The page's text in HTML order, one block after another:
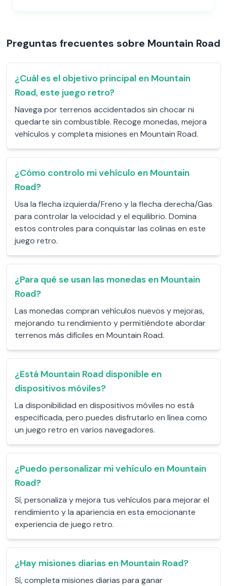
Preguntas frecuentes sobre Mountain Road
¿Cuál es el objetivo principal en Mountain
Road, este juego retro?
Navega por terrenos accidentados sin chocar ni
quedarte sin combustible. Recoge monedas, mejora
vehículos y completa misiones en Mountain Road.
¿Cómo controlo mi vehículo en Mountain
Road?
Usa la flecha izquierda/Freno y la flecha derecha/Gas
para controlar la velocidad y el equilibrio. Domina
estos controles para conquistar las colinas en este
juego retro.
¿Para qué se usan las monedas en Mountain
Road?
Las monedas compran vehículos nuevos y mejoras,
mejorando tu rendimiento y permitiéndote abordar
terrenos más difíciles en Mountain Road.
¿Está Mountain Road disponible en
dispositivos móviles?
La disponibilidad en dispositivos móviles no está
especificada, pero puedes disfrutarlo en línea como
un juego retro en varios navegadores.
¿Puedo personalizar mi vehículo en Mountain
Road?
Sí, personaliza y mejora tus vehículos para mejorar el
rendimiento y la apariencia en esta emocionante
experiencia de juego retro.
¿Hay misiones diarias en Mountain Road?
Sí, completa misiones diarias para ganar